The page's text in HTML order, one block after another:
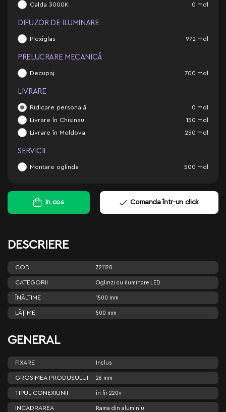
Calda 3000K 0 mdl
DIFUZOR DE ILUMINARE
Plexiglas 972 mdl
PRELUCRARE MECANICĂ
Decupaj 700 mdl
LIVRARE
Ridicare personală 0 mdl
Livrare în Chisinau 150 mdl
Livrare în Moldova 250 mdl
SERVICII
Montare oglinda 500 mdl
In cos Comanda într-un click
DESCRIERE
COD 721120
CATEGORII Oglinzi cu iluminare LED
ÎNĂLŢIME 1500 mm
LĂŢIME 500 mm
GENERAL
FIXARE Inclus
GROSIMEA PRODUSULUI 26 mm
TIPUL CONEXIUNII in fir 220v
INCADRAREA Rama din aluminiu